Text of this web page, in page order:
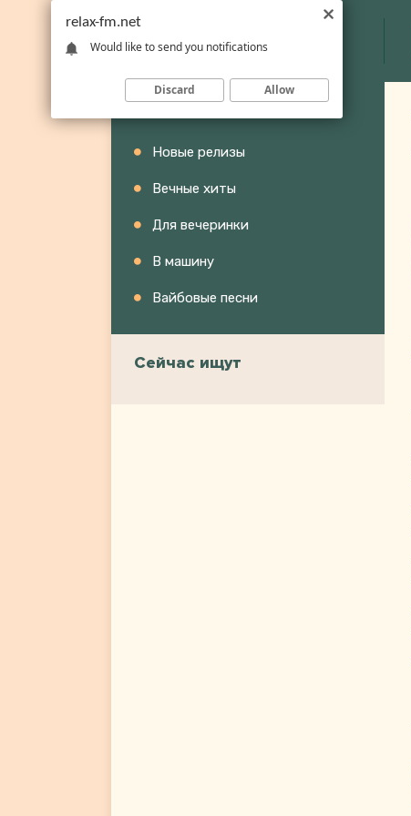
Новые релизы
Вечные хиты
Для вечеринки
В машину
Вайбовые песни
Сейчас ищут
relax-fm.net
Would like to send you notifications
Discard Allow